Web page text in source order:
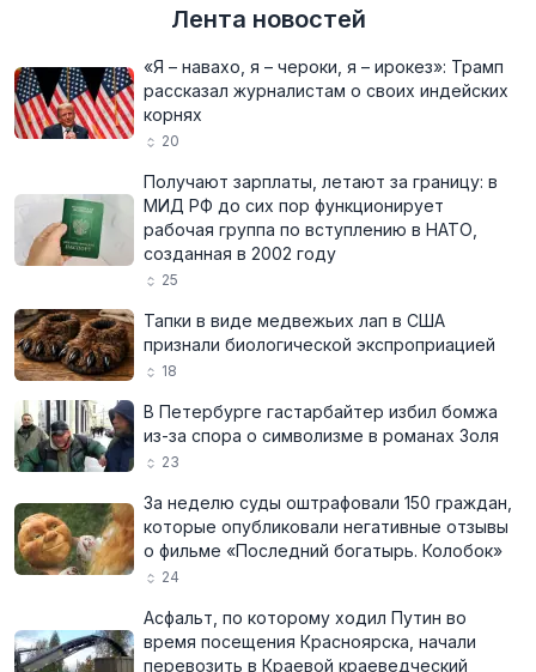
Лента новостей
«Я – навахо, я – чероки, я – ирокез»: Трамп
рассказал журналистам о своих индейских
корнях
20
Получают зарплаты, летают за границу: в
МИД РФ до сих пор функционирует
рабочая группа по вступлению в НАТО,
созданная в 2002 году
25
Тапки в виде медвежьих лап в США
признали биологической экспроприацией
18
В Петербурге гастарбайтер избил бомжа
из-за спора о символизме в романах Золя
23
За неделю суды оштрафовали 150 граждан,
которые опубликовали негативные отзывы
о фильме «Последний богатырь. Колобок»
24
Асфальт, по которому ходил Путин во
время посещения Красноярска, начали
перевозить в Краевой краеведческий